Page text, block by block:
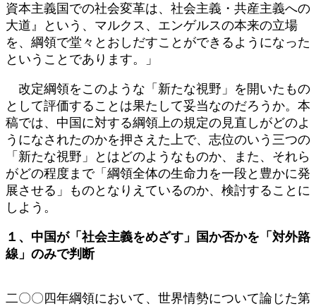
資本主義国での社会変革は、社会主義・共産主義への
大道』という、マルクス、エンゲルスの本来の立場
を、綱領で堂々とおしだすことができるようになった
ということであります。」
改定綱領をこのような「新たな視野」を開いたもの
として評価することは果たして妥当なのだろうか。本
稿では、中国に対する綱領上の規定の見直しがどのよ
うになされたのかを押さえた上で、志位のいう三つの
「新たな視野」とはどのようなものか、また、それら
がどの程度まで「綱領全体の生命力を一段と豊かに発
展させる」ものとなりえているのか、検討することに
しよう。
１、中国が「社会主義をめざす」国か否かを「対外路
線」のみで判断
二〇〇四年綱領において、世界情勢について論じた第